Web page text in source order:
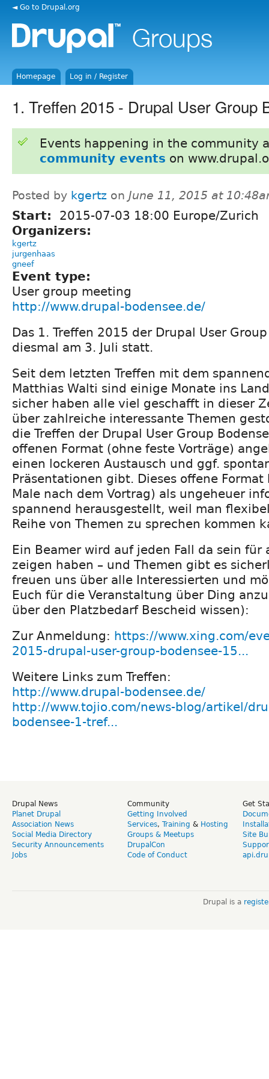
◄ Go to Drupal.org
Homepage Log in / Register
1. Treffen 2015 - Drupal User Group
Events happening in the community
community events on
Posted by kgertz on June 11, 2015 at
Start:
2015-07-03 18:00 Europe/Zurich
Organizers:
kgertz
jurgenhaas
gneef
Event type:
User group meeting
http://www.drupal-bodensee.de/
Das 1. Treffen 2015 der Drupal User
diesmal am 3. Juli statt.
Seit dem letzten Treffen mit dem
Matthias Walti sind einige Monate ins
sicher haben alle viel geschafft in dieser
über zahlreiche interessante Themen
die Treffen der Drupal User Group
offenen Format (ohne feste Vorträge)
einen lockeren Austausch und ggf.
Präsentationen gibt. Dieses offene
Male nach dem Vortrag) als ungeheuer
spannend herausgestellt, weil man
Reihe von Themen zu sprechen kommen
Ein Beamer wird auf jeden Fall da sein für
zeigen haben – und Themen gibt es
freuen uns über alle Interessierten und
Euch für die Veranstaltung über Ding
über den Platzbedarf Bescheid wissen):
Zur Anmeldung: https://www.xing.com/
2015-drupal-user-group-bodensee-15...
Weitere Links zum Treffen:
http://www.drupal-bodensee.de/
http://www.tojio.com/news-blog/artikel/
bodensee-1-tref...
Drupal News
Planet Drupal
Association News
Social Media Directory
Security Announcements
Jobs
Community
Getting Involved
Services, Training & Hosting
Groups & Meetups
DrupalCon
Code of Conduct
Get
Site
Drupal is a